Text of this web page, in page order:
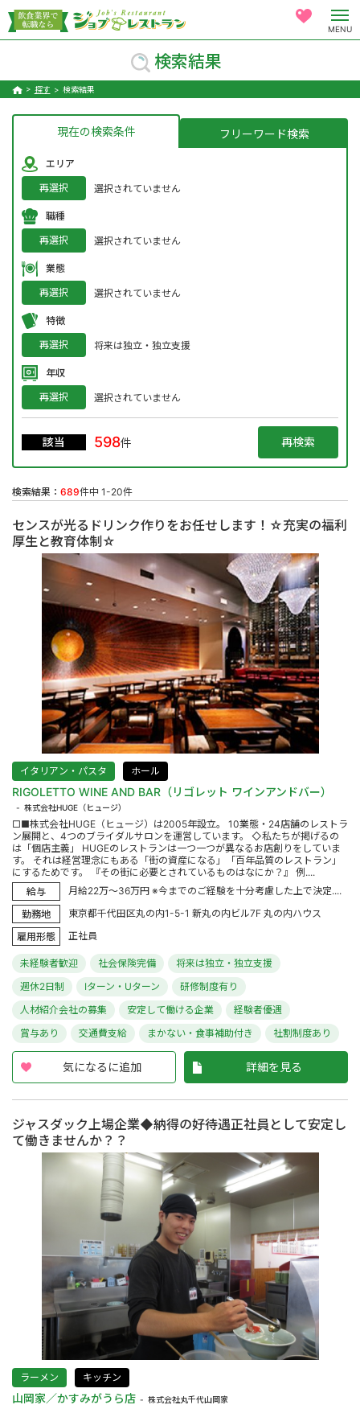
MENU
検索結果
探す 検索結果
現在の検索条件 フリーワード検索
エリア
再選択
選択されていません
職種
再選択
選択されていません
業態
再選択
選択されていません
特徴
再選択
将来は独立・独立支援
年収
再選択
選択されていません
該当 598件
検索結果： 689件中 1-20件
センスが光るドリンク作りをお任せします！☆充実の福利
厚生と教育体制☆
イタリアン・パスタ ホール
RIGOLETTO WINE AND BAR（リゴレット ワインアンドバー）
株式会社HUGE（ヒュージ）
□■株式会社HUGE（ヒュージ）は2005年設立。 10業態・24店舗のレストラ
ン展開と、4つのブライダルサロンを運営しています。 ◇私たちが掲げるの
は「個店主義」 HUGEのレストランは一つ一つが異なるお店創りをしていま
す。 それは経営理念にもある「街の資産になる」「百年品質のレストラン」
にするためです。 『その街に必要とされているものはなにか？』 例....
給与
月給22万～36万円 ※今までのご経験を十分考慮した上で決定....
勤務地
東京都千代田区丸の内1-5-1 新丸の内ビル7F 丸の内ハウス
雇用形態
正社員
未経験者歓迎 社会保険完備
将来は独立・独立支援
週休2日制
Iターン・Uターン
研修制度有り
人材紹介会社の募集
安定して働ける企業
経験者優遇
賞与あり
交通費支給 まかない・食事補助付き 社割制度あり
気になるに追加 詳細を見る
ジャスダック上場企業◆納得の好待遇正社員として安定し
て働きませんか？？
ラーメン キッチン
山岡家／かすみがうら店 株式会社丸千代山岡家